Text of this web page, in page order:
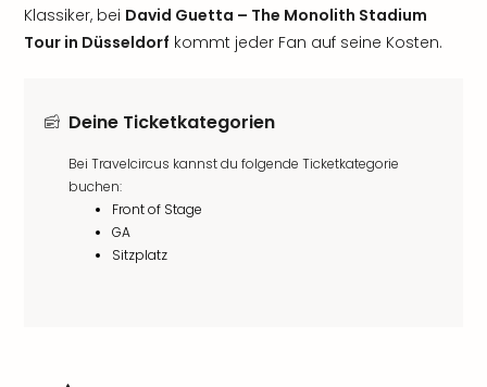
Klassiker, bei David Guetta – The Monolith Stadium
Tour in Düsseldorf kommt jeder Fan auf seine Kosten.
Deine Ticketkategorien
Bei Travelcircus kannst du folgende Ticketkategorie
buchen:
Front of Stage
GA
Sitzplatz